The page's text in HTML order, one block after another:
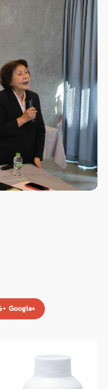
Google+